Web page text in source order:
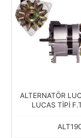
ALTERNATÖR
LUCAS TİPİ